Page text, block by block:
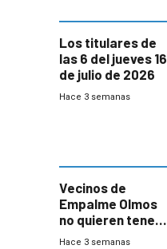
Los titulares de
las 6 del jueves 16
de julio de 2026
Hace 3 semanas
Vecinos de
Empalme Olmos
no quieren tener
cerca una planta
Hace 3 semanas